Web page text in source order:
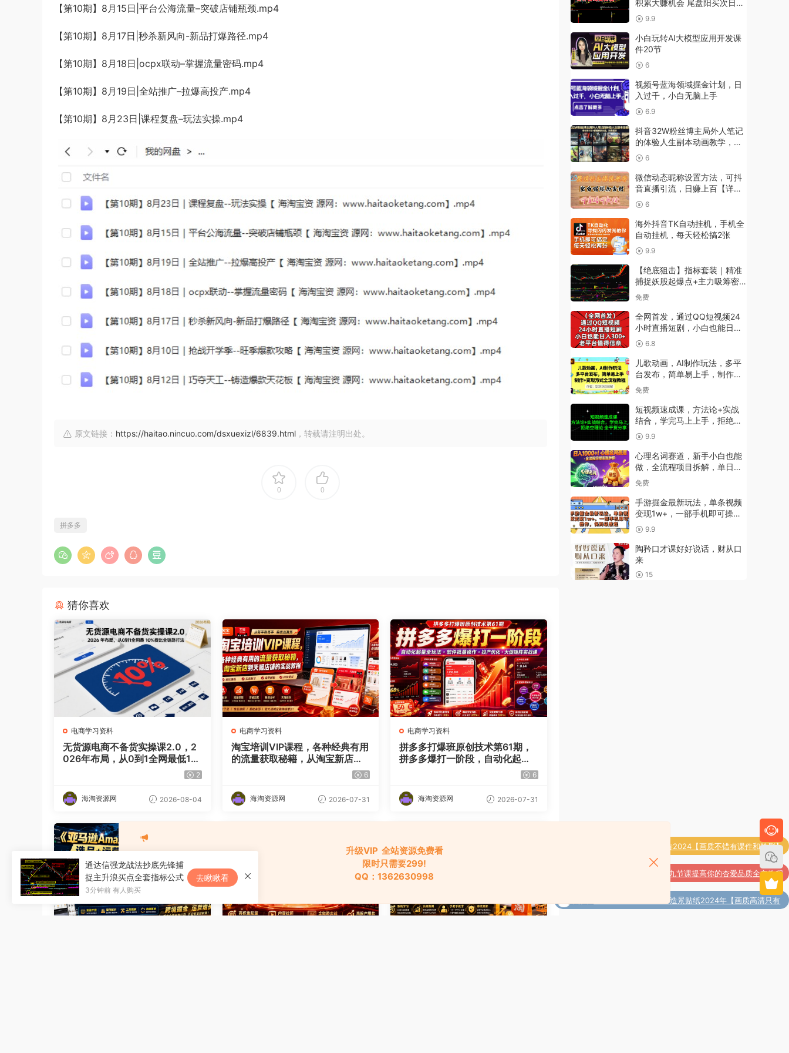
【第10期】8月15日|平台公海流量–突破店铺瓶颈.mp4
【第10期】8月17日|秒杀新风向-新品打爆路径.mp4
【第10期】8月18日|ocpx联动–掌握流量密码.mp4
【第10期】8月19日|全站推广–拉爆高投产.mp4
【第10期】8月23日|课程复盘–玩法实操.mp4
原文链接： https://haitao.nincuo.com/dsxuexizl/6839.html ，转载请注明出处。
0 0
拼多多
猜你喜欢
电商学习资料
无货源电商不备货实操课2.0，2
026年布局，从0到1全网最低1
2
海淘资源网 2026-08-04
电商学习资料
淘宝培训VIP课程，各种经典有用
的流量获取秘籍，从淘宝新店到
天猫店铺的实战教程（更新7月）
6
海淘资源网 2026-07-31
电商学习资料
拼多多打爆班原创技术第61期，
拼多多爆打一阶段，自动化起量
全玩法·软件批量操作·投产优化· 6
海淘资源网 2026-07-31
积累大赚机会 尾盘阳买次日冲
高成功率90%
9.9
小白玩转AI大模型应用开发课
件20节
6
视频号蓝海领域掘金计划，日
入过千，小白无脑上手
6.9
抖音32W粉丝博主局外人笔记
的体验人生副本动画教学，拿
伙伴计划+精选独家收益，新
赛道新涨粉快【录制版】
6
微信动态昵称设置方法，可抖
音直播引流，日赚上百【详细
视频教程+素材】
6
海外抖音TK自动挂机，手机全
自动挂机，每天轻松搞2张
9.9
【绝底狙击】指标套装｜精准
捕捉妖股起爆点+主力吸筹密
码｜突破擒牛绝技
免费
全网首发，通过QQ短视频24
小时直播短剧，小白也能日入
300+【揭秘】
6.8
儿歌动画，AI制作玩法，多平
台发布，简单易上手，制作
+变现方式全流程教程
免费
短视频速成课，方法论+实战
结合，学完马上上手，拒绝空
理论 全干货分享
9.9
心理名词赛道，新手小白也能
做，全流程项目拆解，单日变
现1k+
免费
手游掘金最新玩法，单条视频
变现1w+，一部手机即可操
作，保姆级教程【项目拆解】
9.9
陶矜口才课好好说话，财从口
来
15
通达信强龙战法抄底先锋捕
捉主升浪买点全套指标公式
3分钟前 有人购买
去瞅瞅看
升级VIP 全站资源免费看
限时只需要299!
QQ：1362630998
桑德兰的等待2024【画质不错有课件和笔刷】
李熙墨 前戏教程九节课提高你的杏爱品质全套教程
落啊江文创插画课+3D造景贴纸2024年【画质高清只有